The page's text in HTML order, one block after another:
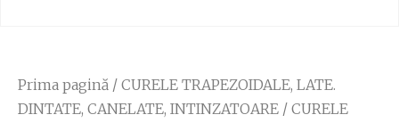
Prima pagină / CURELE TRAPEZOIDALE, LATE.
DINTATE, CANELATE, INTINZATOARE / CURELE